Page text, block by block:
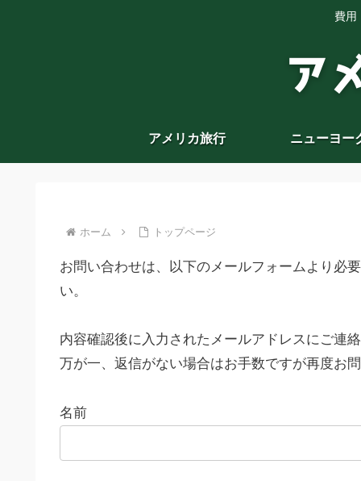
費用
アメリカ旅行 ニューヨー
ホーム トップページ
お問い合わせは、以下のメールフォームより必
い。
内容確認後に入力されたメールアドレスにご連
万が一、返信がない場合はお手数ですが再度お
名前